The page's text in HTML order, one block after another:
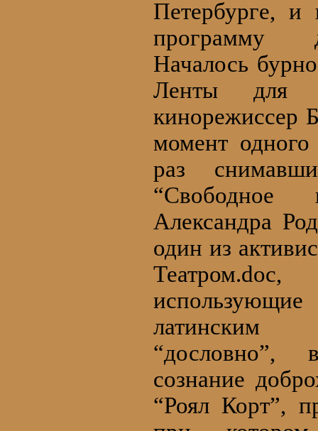
Петербурге,
программу
Началось
Ленты для
кинорежиссер
момент
раз
“Свободное
Александра
один из
латинским
“дословно”,
сознание
“Роял Корт”,